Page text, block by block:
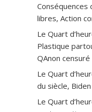
Conséquences
libres, Action
Le Quart
Plastique
QAnon censuré
Le Quart
du siècle,
Le Quart